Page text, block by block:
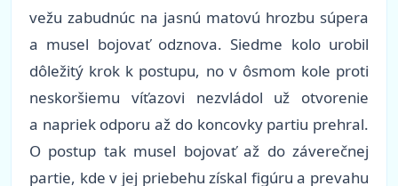
vežu zabudnúc na jasnú matovú hrozbu súpera
a musel bojovať odznova. Siedme kolo urobil
dôležitý krok k postupu, no v ôsmom kole proti
neskoršiemu víťazovi nezvládol už otvorenie
a napriek odporu až do koncovky partiu prehral.
O postup tak musel bojovať až do záverečnej
partie, kde v jej priebehu získal figúru a prevahu